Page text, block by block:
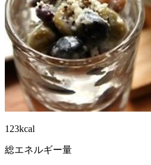
123kcal
総エネルギー量